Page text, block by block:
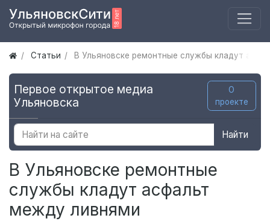
Статьи В Ульяновске ремонтные службы кладут
Первое открытое медиа
Ульяновска
О
проекте
Найти
В Ульяновске ремонтные
службы кладут асфальт
между ливнями